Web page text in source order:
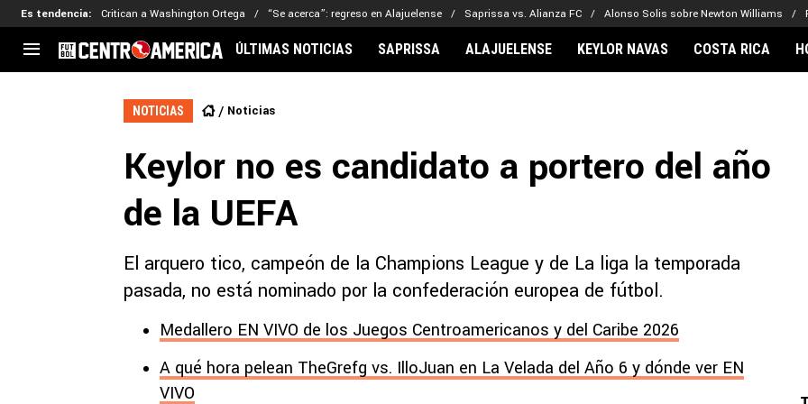
Es tendencia: Critican a Washington Ortega “Se acerca”: regreso en Alajuelense Saprissa vs. Alianza FC Alonso Solis sobre Newton Williams
CENTROAMÉRICA
El Salvador
CONCACAF
Liga de Naciones
Copa de Campeones
MLS
Kervin Arriaga
Alajuelense
Olimpia
Motagua
Noticias
ÚLTIMAS NOTICIAS SAPRISSA ALAJUELENSE KEYLOR NAVAS COSTA RICA
NOTICIAS Noticias
Keylor no es candidato a portero del año
de la UEFA
El arquero tico, campeón de la Champions League y de La liga la temporada
pasada, no está nominado por la confederación europea de fútbol.
Medallero EN VIVO de los Juegos Centroamericanos y del Caribe 2026
A qué hora pelean TheGrefg vs. IlloJuan en La Velada del Año 6 y dónde ver EN
VIVO